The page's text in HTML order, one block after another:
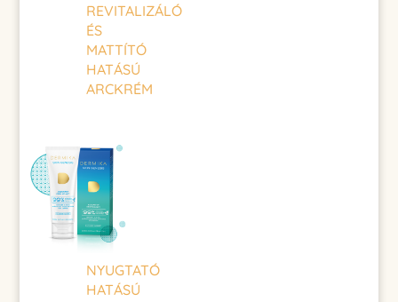
REVITALIZÁLÓ
ÉS
MATTÍTÓ
HATÁSÚ
ARCKRÉM
NYUGTATÓ
HATÁSÚ